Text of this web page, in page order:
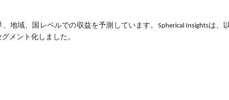
地域、国レベルでの収益を予測しています。Spherical Insightsは、
メント化しました。